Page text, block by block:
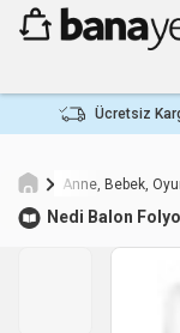
Ücretsiz
Anne, Bebek,
Nedi Balon